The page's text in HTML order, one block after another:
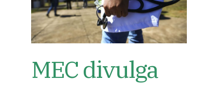
MEC divulga